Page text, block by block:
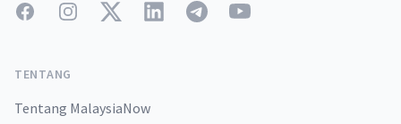
FacebookInstagramTwitterLinkedInTelegramYouTube
TENTANG
Tentang MalaysiaNow